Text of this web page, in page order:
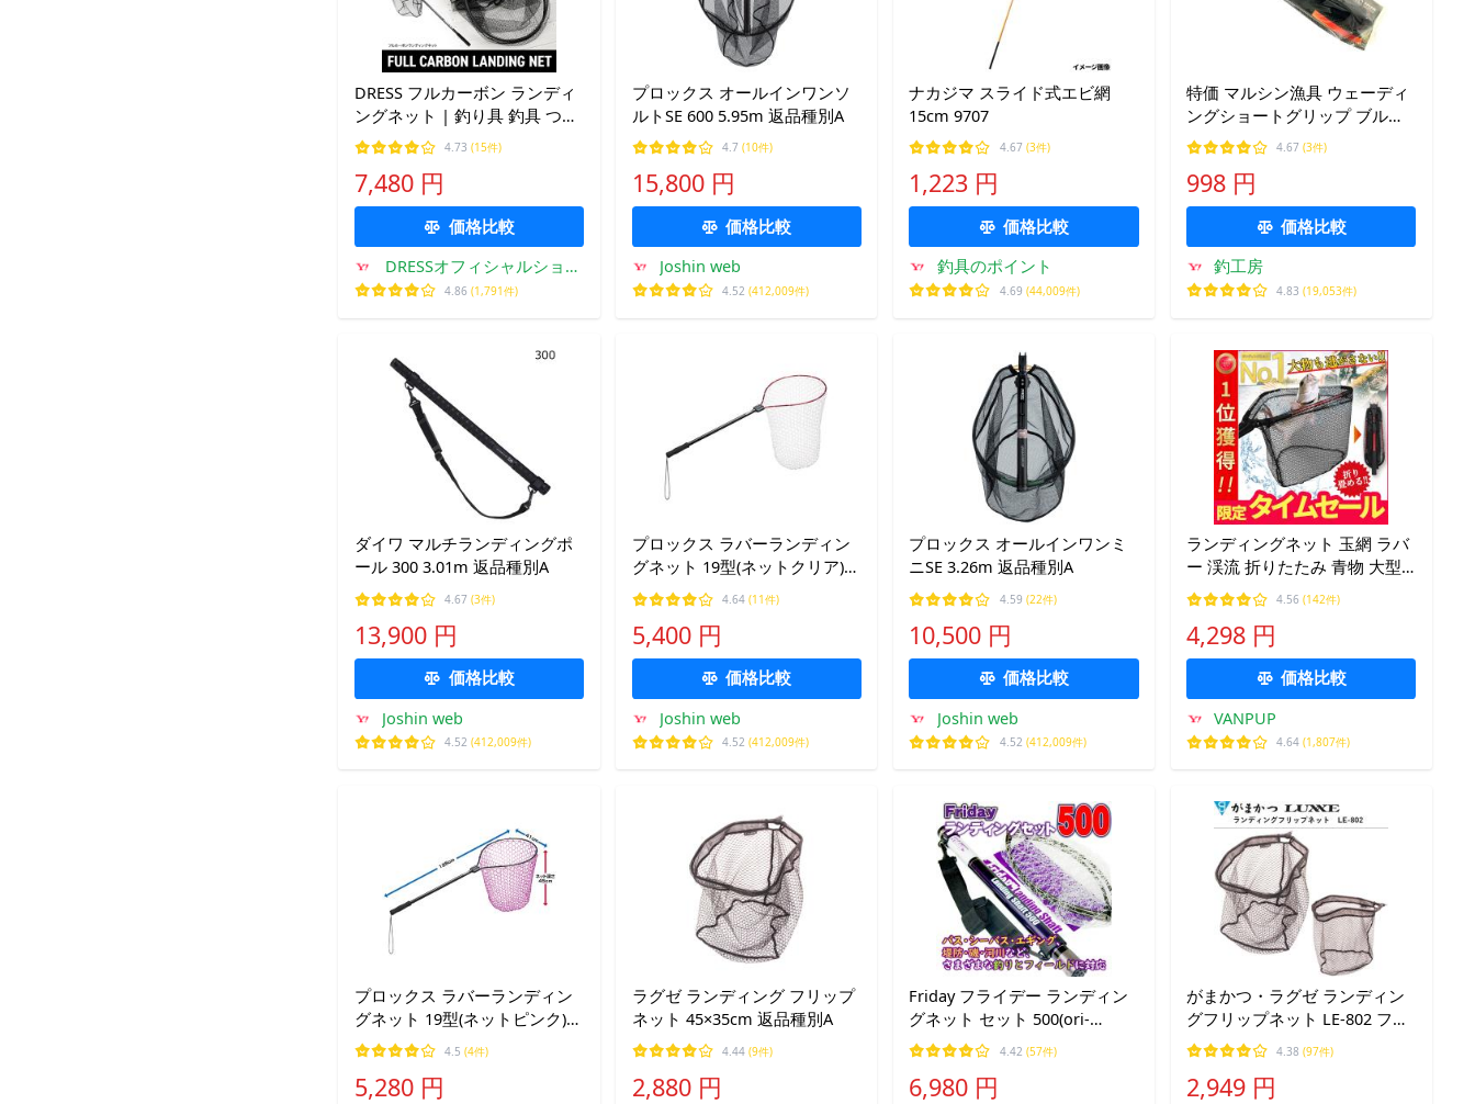
DRESS フルカーボン ランディ
ングネット | 釣り具 釣具 つり
具 持ち運び タモ 玉網 超軽量
カーボン製 コンパクト
4.73 (15件)
7,480 円
価格比較
DRESSオフィシャルショッ
プ
4.86 (1,791件)
プロックス オールインワンソ
ルトSE 600 5.95m 返品種別A
4.7 (10件)
15,800 円
価格比較
Joshin web
4.52 (412,009件)
ナカジマ スライド式エビ網
15cm 9707
4.67 (3件)
1,223 円
価格比較
釣具のポイント
4.69 (44,009件)
特価 マルシン漁具 ウェーディ
ングショートグリップ ブルー
メッキ
4.67 (3件)
998 円
価格比較
釣工房
4.83 (19,053件)
ダイワ マルチランディングポ
ール 300 3.01m 返品種別A
4.67 (3件)
13,900 円
価格比較
Joshin web
4.52 (412,009件)
プロックス ラバーランディン
グネット 19型(ネットクリア)深
さ60cm 返品種別A
4.64(11件)
5,400 円
価格比較
Joshin web
4.52 (412,009件)
プロックス オールインワンミ
ニSE 3.26m 返品種別A
4.59 (22件)
10,500 円
価格比較
Joshin web
4.52 (412,009件)
ランディングネット 玉網 ラバ
ー 渓流 折りたたみ 青物 大型
たも網 フィッシング 釣り シャ
フト 網 三角 伸縮 釣り具 2.1m
4.56 (142件)
4,298 円
価格比較
VANPUP
4.64 (1,807件)
プロックス ラバーランディン
グネット 19型(ネットピンク)深
さ45cm 返品種別A
4.5 (4件)
5,280 円
ラグゼ ランディング フリップ
ネット 45×35cm 返品種別A
4.44(9件)
2,880 円
Friday フライデー ランディン
グネット セット 500(ori-
955122)
4.42 (57件)
6,980 円
がまかつ・ラグゼ ランディン
グフリップネット LE-802 フィ
ッシングギア・受けダモ タモ
網 Gamakatsu・LUXXE
4.38 (97件)
2,949 円